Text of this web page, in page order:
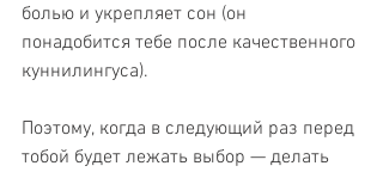
болью и укрепляет сон (он
понадобится тебе после качественного
куннилингуса).
Поэтому, когда в следующий раз перед
тобой будет лежать выбор — делать